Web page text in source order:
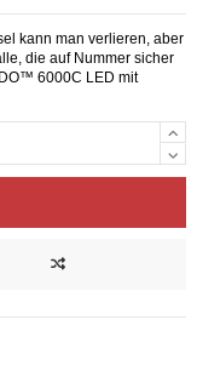
kann man verlieren, aber
die auf Nummer sicher
6000C LED mit